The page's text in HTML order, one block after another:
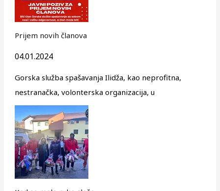
Prijem novih članova
04.01.2024
Gorska služba spašavanja Ilidža, kao neprofitna,
nestranačka, volonterska organizacija, u